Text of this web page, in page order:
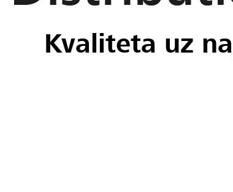
Kvaliteta uz